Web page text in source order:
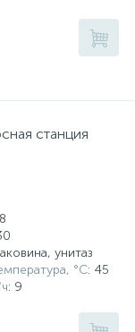
станция
унитаз
°С: 45
: 9